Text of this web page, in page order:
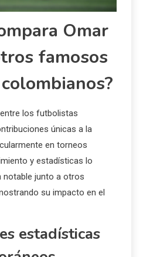
Omar
famosos
los futbolistas
únicas a la
en torneos
y estadísticas lo
notable junto a otros
su impacto en el
estadísticas